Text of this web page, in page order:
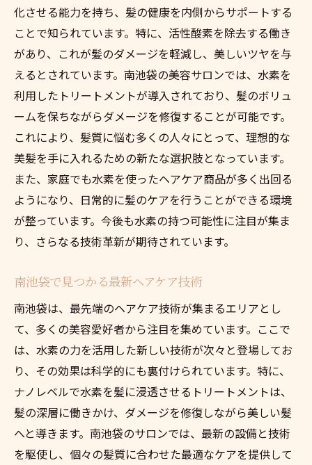
髪質に合わせた水素ケアの選び方
南池袋の美容師が語る水素の効果
継続することで得られる美髪の秘訣
驚きの変化！水素ヘアケアで叶える美髪の秘密
水素が髪と頭皮に与える影響
南池袋で実現する美髪への第一歩
水素ケアを始める際の注意点
体験者が語る水素ケアのメリット
持続的な美髪を目指すためのコツ
水素ケアを選ぶ理由とその未来
忙しいあなたに最適！水素で実現する自然な美
日々の生活に水素ケアを取り入れる方法
忙しい現代人のための簡単ヘアケア
時短で効果を実感！水素の魅力
南池袋のサロンが提供するライフスタイル
提案
水素ケアで得られる自然なツヤ
日課に取り入れやすい水素ケアメニュー
南池袋の美容技術革新が美髪革命を促進する
化させる能力を持ち、髪の健康を内側からサポートする
ことで知られています。特に、活性酸素を除去する働き
があり、これが髪のダメージを軽減し、美しいツヤを与
えるとされています。南池袋の美容サロンでは、水素を
利用したトリートメントが導入されており、髪のボリュ
ームを保ちながらダメージを修復することが可能です。
これにより、髪質に悩む多くの人々にとって、理想的な
美髪を手に入れるための新たな選択肢となっています。
また、家庭でも水素を使ったヘアケア商品が多く出回る
ようになり、日常的に髪のケアを行うことができる環境
が整っています。今後も水素の持つ可能性に注目が集ま
り、さらなる技術革新が期待されています。
南池袋で見つかる最新ヘアケア技術
南池袋は、最先端のヘアケア技術が集まるエリアとし
て、多くの美容愛好者から注目を集めています。ここで
は、水素の力を活用した新しい技術が次々と登場してお
り、その効果は科学的にも裏付けられています。特に、
ナノレベルで水素を髪に浸透させるトリートメントは、
髪の深層に働きかけ、ダメージを修復しながら美しい髪
へと導きます。南池袋のサロンでは、最新の設備と技術
を駆使し、個々の髪質に合わせた最適なケアを提供して